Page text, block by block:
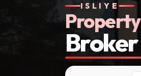
ISLIYE
Property
Broker